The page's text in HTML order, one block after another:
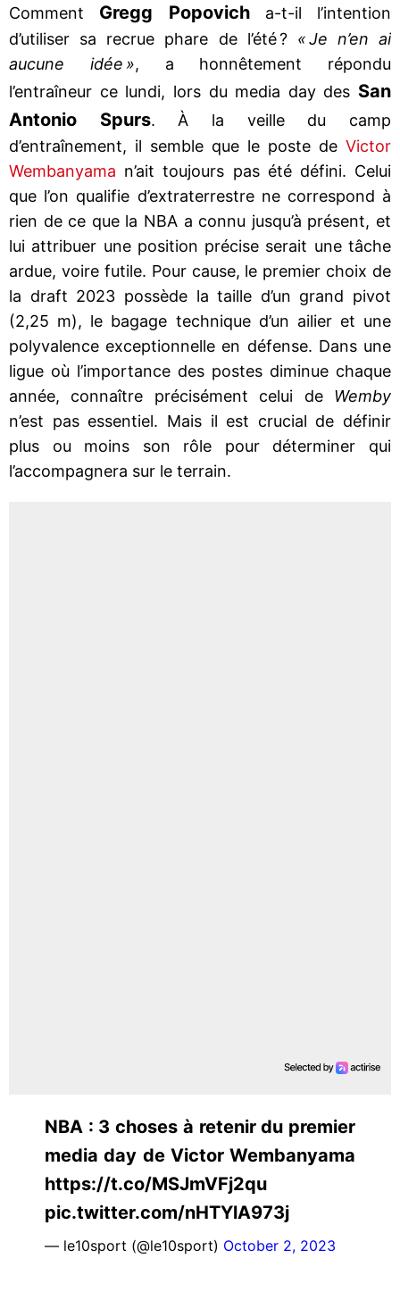
Comment Gregg Popovicha-t-il l’intention
d’utiliser sa recrue phare de l’été ? « Je n’en ai
aucune idée », a honnêtement répondu
l’entraîneur ce lundi, lors du media day des San
Antonio Spurs. À la veille du camp
d’entraînement, il semble que le poste de Victor
Wembanyama n’ait toujours pas été défini. Celui
que l’on qualifie d’extraterrestre ne correspond à
rien de ce que la NBA a connu jusqu’à présent, et
lui attribuer une position précise serait une tâche
ardue, voire futile. Pour cause, le premier choix de
la draft 2023 possède la taille d’un grand pivot
(2,25 m), le bagage technique d’un ailier et une
polyvalence exceptionnelle en défense. Dans une
ligue où l’importance des postes diminue chaque
année, connaître précisément celui de Wemby
n’est pas essentiel. Mais il est crucial de définir
plus ou moins son rôle pour déterminer qui
l’accompagnera sur le terrain.
NBA : 3 choses à retenir du premier
media day de Victor Wembanyama
https://t.co/MSJmVFj2qu
pic.twitter.com/nHTYlA973j
— le10sport (@le10sport) October 2, 2023